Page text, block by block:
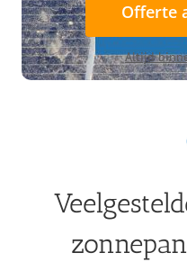
vragen
of vrijblijvende offerte
te reinigen?
reinigen?
Offerte
Altijd